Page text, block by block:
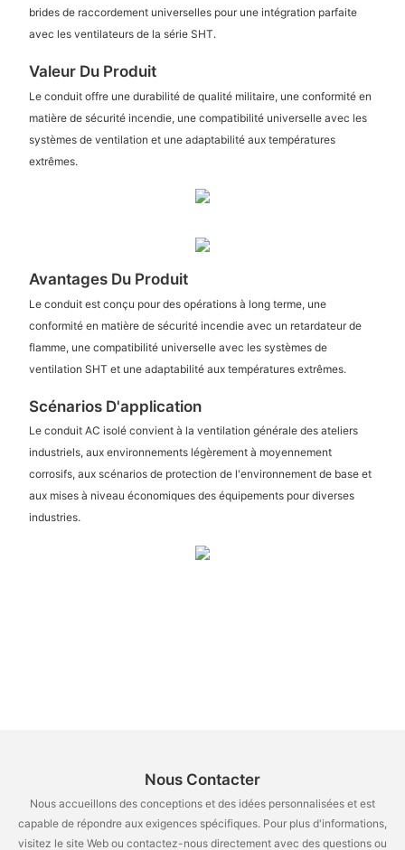
brides de raccordement universelles pour une intégration parfaite
avec les ventilateurs de la série SHT.
Valeur Du Produit
Le conduit offre une durabilité de qualité militaire, une conformité en
matière de sécurité incendie, une compatibilité universelle avec les
systèmes de ventilation et une adaptabilité aux températures
extrêmes.
Avantages Du Produit
Le conduit est conçu pour des opérations à long terme, une
conformité en matière de sécurité incendie avec un retardateur de
flamme, une compatibilité universelle avec les systèmes de
ventilation SHT et une adaptabilité aux températures extrêmes.
Scénarios D'application
Le conduit AC isolé convient à la ventilation générale des ateliers
industriels, aux environnements légèrement à moyennement
corrosifs, aux scénarios de protection de l'environnement de base et
aux mises à niveau économiques des équipements pour diverses
industries.
Nous Contacter
Nous accueillons des conceptions et des idées personnalisées et est
capable de répondre aux exigences spécifiques. Pour plus d'informations,
visitez le site Web ou contactez-nous directement avec des questions ou